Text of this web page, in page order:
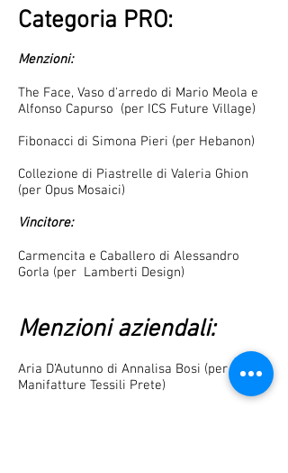
Categoria PRO:
Menzioni:
The Face, Vaso d'arredo di Mario Meola e
Alfonso Capurso (per ICS Future Village)
Fibonacci di Simona Pieri (per Hebanon)
Collezione di Piastrelle di Valeria Ghion
(per Opus Mosaici)
Vincitore:
Carmencita e Caballero di Alessandro
Gorla (per Lamberti Design)
Menzioni aziendali:
Aria D’Autunno di Annalisa Bosi (per
Manifatture Tessili Prete)